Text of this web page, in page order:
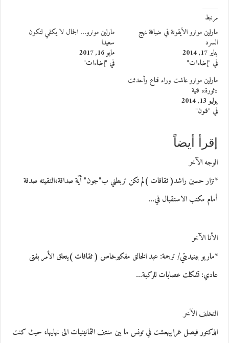
مرتبط
مارلين مونرو الأيقونة في ضيافة نهج
السرد
يناير 17, 2014
في "إضاءات"
مارلين مونرو… الجمال لا يكفي لتكون
سعيدا
مايو 16, 2017
في "إضاءات"
مارلين مونرو عاشت وراء قناع وأحدثت
«ثورة» فنية
يوليو 13, 2014
في "فنون"
إقرأ أيضاً
الوجه الآخر
*نزار حسين راشد( ثقافات )لم تكن تربطني ب"جون" أيّة صداقة،التقيته صدفة
أمام مكتب الاستقبال في…
الأنا الآخر
*ماريو بينيديتي/ ترجمة: عبد الخالق مفكيرخاص ( ثقافات )يتعلق الأمر بفتى
عادي: تشكلت عصابات للركبة…
التخلف الآخر
الدكتور فيصل غرايبهعشت في تونس ما بين منتف الثمانينيات الى نهايها، حيث كنت